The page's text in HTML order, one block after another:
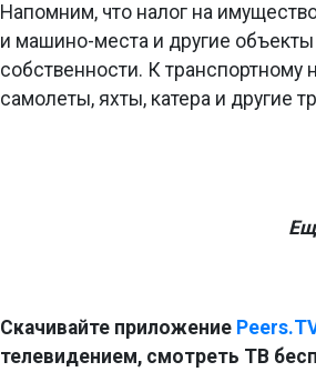
Напомним, что налог на
и машино-места и другие объекты
собственности. К
самолеты, яхты, катера и другие
Скачивайте приложение
телевидением, смотреть ТВ